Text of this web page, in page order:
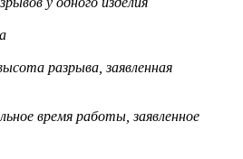
разрыва, заявленная
время работы, заявленное